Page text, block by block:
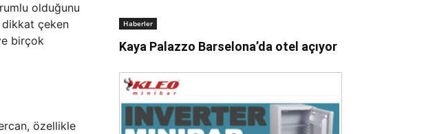
olduğunu
çeken
birçok
özellikle
Haberler
Kaya Palazzo Barselona’da otel açıyor